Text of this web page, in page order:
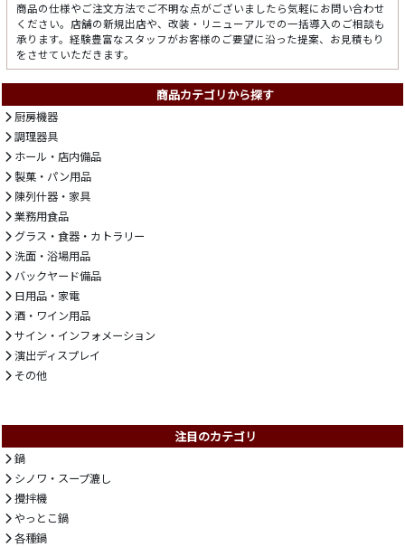
商品の仕様やご注文方法でご不明な点がございましたら気軽にお問い合わせ
ください。店舗の新規出店や、改装・リニューアルでの一括導入のご相談も
承ります。経験豊富なスタッフがお客様のご要望に沿った提案、お見積もり
をさせていただきます。
商品カテゴリから探す
厨房機器
調理器具
ホール・店内備品
製菓・パン用品
陳列什器・家具
業務用食品
グラス・食器・カトラリー
洗面・浴場用品
バックヤード備品
日用品・家電
酒・ワイン用品
サイン・インフォメーション
演出ディスプレイ
その他
注目のカテゴリ
鍋
シノワ・スープ漉し
攪拌機
やっとこ鍋
各種鍋